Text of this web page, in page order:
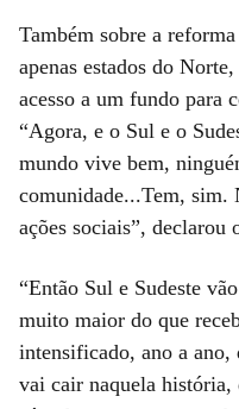
Também sobre a
apenas estados do
acesso a um fundo para
“Agora, e o Sul e o
mundo vive bem,
comunidade...Tem, sim.
ações sociais”, declarou
“Então Sul e Sudeste
muito maior do que
intensificado, ano a ano,
vai cair naquela história,